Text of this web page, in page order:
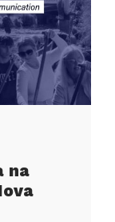
na